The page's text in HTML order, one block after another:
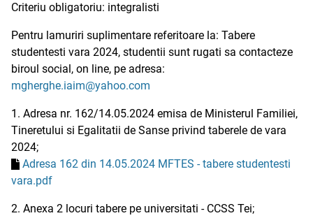
Criteriu obligatoriu: integralisti
Pentru lamuriri suplimentare referitoare la: Tabere
studentesti vara 2024, studentii sunt rugati sa contacteze
biroul social, on line, pe adresa:
mgherghe.iaim@yahoo.com
1. Adresa nr. 162/14.05.2024 emisa de Ministerul Familiei,
Tineretului si Egalitatii de Sanse privind taberele de vara
2024;
Adresa 162 din 14.05.2024 MFTES - tabere studentesti
vara.pdf
2. Anexa 2 locuri tabere pe universitati - CCSS Tei;